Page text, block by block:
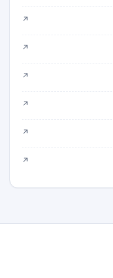
↗
↗
↗
↗
↗
↗